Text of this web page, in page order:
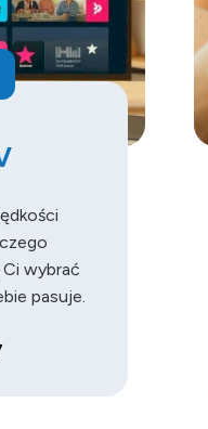
wybrać
pasuje.